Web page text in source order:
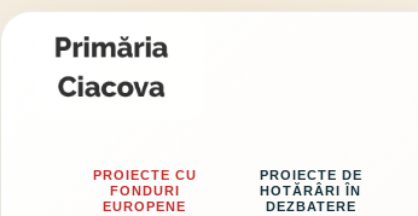
PROIECTE CU
FONDURI
EUROPENE
PROIECTE DE
HOTĂRÂRI ÎN
DEZBATERE